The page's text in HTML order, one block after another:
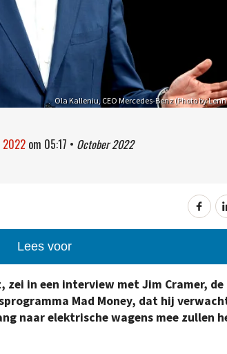
Ola Kalleniu, CEO Mercedes-Benz (Photo by
2022 om 05:17 • October 2022
Lees voor
zei in een interview met Jim Cramer, de
Mad Money, dat hij
naar elektrische wagens mee zullen